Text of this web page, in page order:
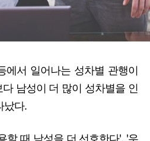
에서 일어나는 성차별 관행이
남성이 더 많이 성차별을 인
났다.